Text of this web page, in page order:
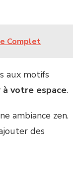
Complet
aux motifs
à votre espace.
ambiance zen.
des